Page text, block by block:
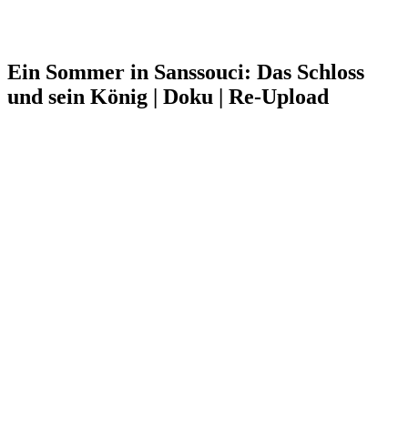
Ein Sommer in Sanssouci: Das Schloss
und sein König | Doku | Re-Upload